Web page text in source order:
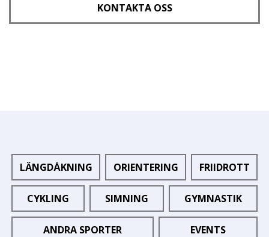
KONTAKTA OSS
LÄNGDÅKNING ORIENTERING FRIIDROTT
CYKLING SIMNING GYMNASTIK
ANDRA SPORTER EVENTS